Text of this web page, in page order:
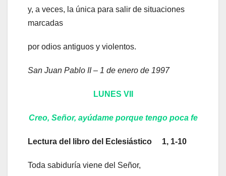
y, a veces, la única para salir de situaciones
marcadas
por odios antiguos y violentos.
San Juan Pablo II – 1 de enero de 1997
LUNES VII
Creo, Señor, ayúdame porque tengo poca fe
Lectura del libro del Eclesiástico 1, 1-10
Toda sabiduría viene del Señor,